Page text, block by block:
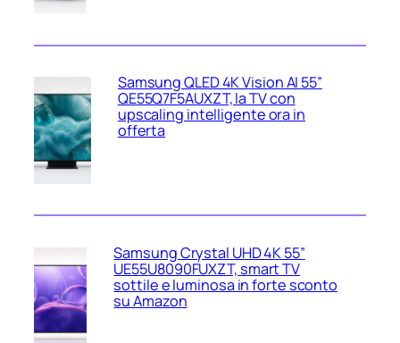
Samsung QLED 4K Vision AI 55”
QE55Q7F5AUXZT, la TV con
upscaling intelligente ora in
offerta
Samsung Crystal UHD 4K 55”
UE55U8090FUXZT, smart TV
sottile e luminosa in forte sconto
su Amazon